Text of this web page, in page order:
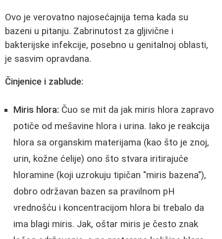
Ovo je verovatno najosećajnija tema kada su
bazeni u pitanju. Zabrinutost za gljivične i
bakterijske infekcije, posebno u genitalnoj oblasti,
je sasvim opravdana.
Činjenice i zablude:
Miris hlora: Čuo se mit da jak miris hlora zapravo
potiče od mešavine hlora i urina. Iako je reakcija
hlora sa organskim materijama (kao što je znoj,
urin, kožne ćelije) ono što stvara iritirajuće
hloramine (koji uzrokuju tipičan "miris bazena"),
dobro održavan bazen sa pravilnom pH
vrednošću i koncentracijom hlora bi trebalo da
ima blagi miris. Jak, oštar miris je često znak